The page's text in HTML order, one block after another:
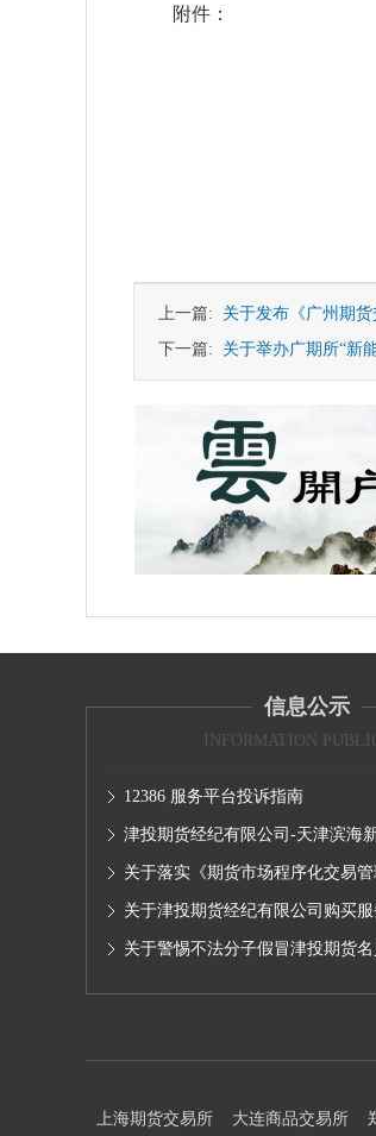
附件：
上一篇: 关于发布《广州期
下一篇: 关于举办广期所“新
信息公示
INFORMATION
12386 服务平台投诉指南
津投期货经纪有限公司-天津滨海
业的公告
关于落实《期货市场程序化交易
求,无限易终端版本调整及客户通
关于津投期货经纪有限公司购买
联交易情况的公示
关于警惕不法分子假冒津投期货
上海期货交易所 大连商品交易所